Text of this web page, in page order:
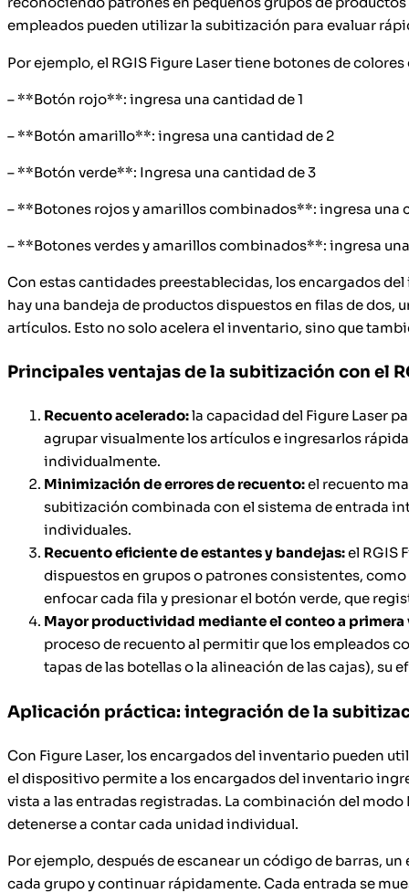
empleados pueden utilizar la subitización para evaluar
Por ejemplo, el RGIS Figure Laser tiene botones de
– **Botón rojo**: ingresa una cantidad de 1
– **Botón amarillo**: ingresa una cantidad de 2
– **Botón verde**: Ingresa una cantidad de 3
– **Botones rojos y amarillos combinados**: ingresa una
– **Botones verdes y amarillos combinados**: ingresa
Con estas cantidades preestablecidas, los encargados
hay una bandeja de productos dispuestos en filas de dos,
artículos. Esto no solo acelera el inventario, sino que
Principales ventajas de la subitización con el
Recuento acelerado:la capacidad del Figure Laser
agrupar visualmente los artículos e ingresarlos
individualmente.
Minimización de errores de recuento:el recuento
subitización combinada con el sistema de entrada
individuales.
Recuento eficiente de estantes y bandejas:el RGIS
dispuestos en grupos o patrones consistentes,
enfocar cada fila y presionar el botón verde, que
Mayor productividad mediante el conteo a primera
proceso de recuento al permitir que los empleados
tapas de las botellas o la alineación de las cajas),
Aplicación práctica: integración de la
Con Figure Laser, los encargados del inventario pueden
el dispositivo permite a los encargados del inventario
vista a las entradas registradas. La combinación del
detenerse a contar cada unidad individual.
Por ejemplo, después de escanear un código de barras,
cada grupo y continuar rápidamente. Cada entrada se